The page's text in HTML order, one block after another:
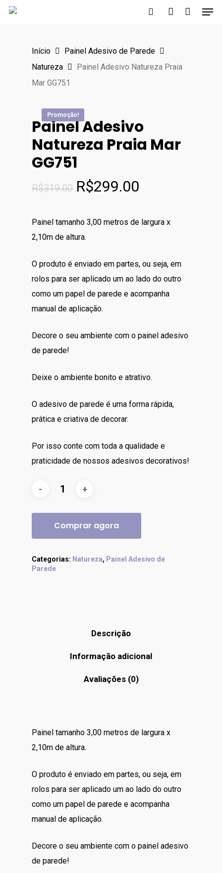
Skip
Início
Painel Adesivo de Parede
Natureza
Painel Adesivo Natureza Praia
Mar GG751
Painel Adesivo
Natureza Praia Mar
GG751
R$319.00 O
original
era:
R$319.00.
R$299.00
atual
é:
Painel tamanho 3,00 metros de largura x
2,10m de altura.
O produto é enviado em partes, ou seja, em
rolos para ser aplicado um ao lado do outro
como um papel de parede e acompanha
manual de aplicação.
Decore o seu ambiente com o painel adesivo
de parede!
Deixe o ambiente bonito e atrativo.
O adesivo de parede é uma forma rápida,
prática e criativa de decorar.
Por isso conte com toda a qualidade e
praticidade de nossos adesivos decorativos!
Comprar agora
Categorias: Natureza, Painel Adesivo de
Parede
Descrição
Informação adicional
Avaliações (0)
Painel tamanho 3,00 metros de largura x
2,10m de altura.
O produto é enviado em partes, ou seja, em
rolos para ser aplicado um ao lado do outro
como um papel de parede e acompanha
manual de aplicação.
Decore o seu ambiente com o painel adesivo
de parede!
Promoção!
Promoção!
Promoção!
Promoção!